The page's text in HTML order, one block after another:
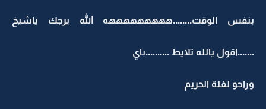
بنفس الوقت........هههههههههه الله يرجك ياشيخ
.......اقول يالله تلايط ..........باي
وراحو لفلة الحريم